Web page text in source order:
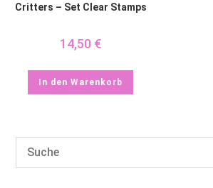
Critters – Set Clear Stamps
14,50 €
In den Warenkorb